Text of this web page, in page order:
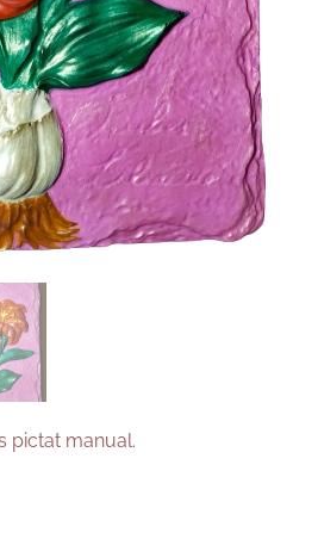
pictat manual.